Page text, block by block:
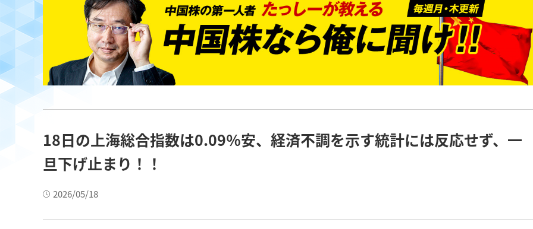
18日の上海総合指数は0.09％安、経済不調を示す統計には反応せず、一
旦下げ止まり！！
2026/05/18